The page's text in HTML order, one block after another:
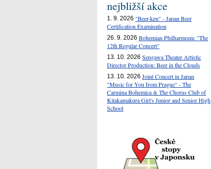
nejbližší akce
1. 9. 2026 "Beer-ken" - Japan Beer
Certification Examination
26. 9. 2026 Bohemian Philharmonic "The
12th Regular Concert"
13. 10. 2026 Sengawa Theater Artistic
Director Production: Beer in the Clouds
13. 10. 2026 Joint Concert in Japan
"Music for You from Prague" - The
Carmina Bohemica & The Chorus Club of
Kitakamakura Girl's Junior and Senior High
School